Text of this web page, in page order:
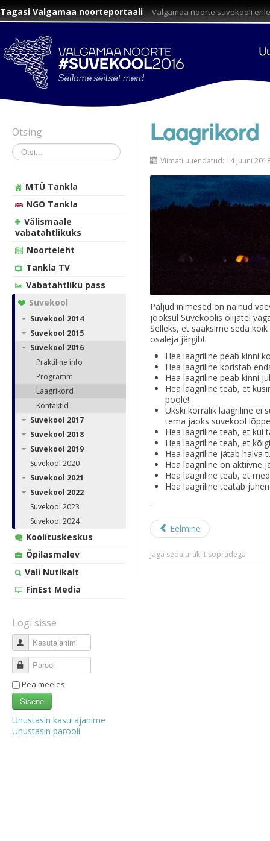
Tagasi Valgamaa noorteportaali Valgamaa noorte suvekooli
Otsing
Otsi
MTÜ Tankla
NGO Tankla
Välismaale
vabatahtlikuks
Noorteleht
Tankla TV
Vabatahtliku pass
Suvekool
Suvekool 2014
Suvekool 2015
Suvekool 2016
Praktiline info
Programm
Laagrikord
Kontaktid
Suvekool 2017
Suvekool 2018
Suvekool 2019
Suvekool 2020
Suvekool 2021
Suvekool 2022
Suvekool 2023
Suvekool 2024
Koolituskeskus
Õpilasmalev
Vali Nutikalt
FinEst Media
Logi sisse
Kasutajanimi
Parool
Pea meeles
Sisene
Unustasin kasutajanime
Unustasin parooli
Laagrikord
Viimati uuendatud: 14 Juuni
Paljud inimesed on näinud
jooksul Suvekoolis olijatel
Selleks, et saaksime seda
osaleja järgib!
Hea laagriline peab kinni
Hea laagriline koristab
Hea laagriline peab kinni
Hea laagriline teab, et
poole!
Ükski korralik laagriline ei
tema jaoks suvekool
Hea laagriline teab, et kui
Hea laagriline teab, et
Hea laagriline jätab halva
Hea laagriline on aktiivne
Hea laagriline teab, et
Hea laagriline teatab
.
Eelmine
Jaga seda artiklit sõpradega